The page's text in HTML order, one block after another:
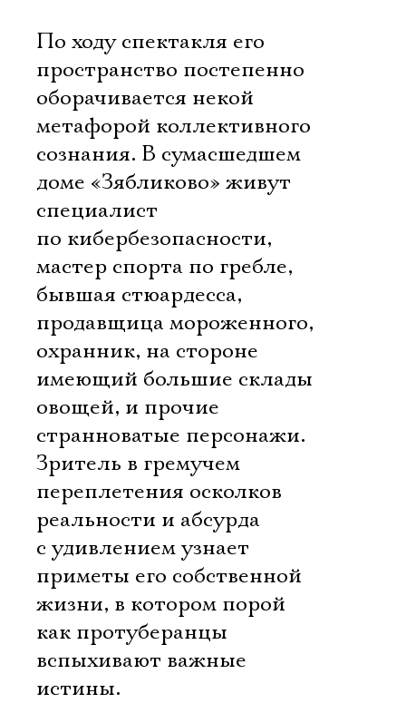
По ходу спектакля его
пространство постепенно
оборачивается некой
метафорой коллективного
сознания. В сумасшедшем
доме «Зябликово» живут
специалист
по кибербезопасности,
мастер спорта по гребле,
бывшая стюардесса,
продавщица мороженного,
охранник, на стороне
имеющий большие склады
овощей, и прочие
странноватые персонажи.
Зритель в гремучем
переплетения осколков
реальности и абсурда
с удивлением узнает
приметы его собственной
жизни, в котором порой
как протуберанцы
вспыхивают важные
истины.
Электропочта
Ознакомиться